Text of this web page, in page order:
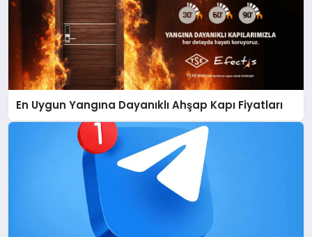
En Uygun Yangına Dayanıklı Ahşap Kapı Fiyatları